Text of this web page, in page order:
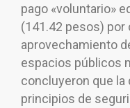
pago «voluntario»
(141.42 pesos)
aprovechamiento
espacios públicos
concluyeron que
principios de